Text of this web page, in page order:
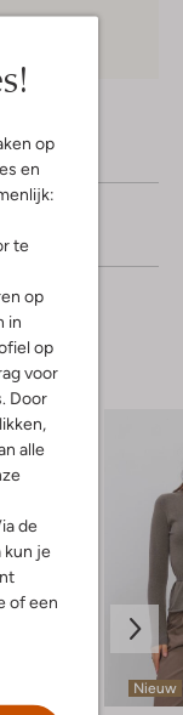
op
en
te
op
in
op
voor
Door
alle
de
kun je
of een
Nieuw